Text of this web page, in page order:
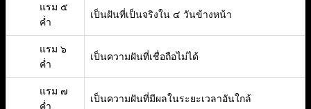
แรม ๕
ค่ำ
เป็นฝันที่เป็นจริงใน ๔ วันข้างหน้า
แรม ๖
ค่ำ
เป็นความฝันที่เชื่อถือไม่ได้
แรม ๗
ค่ำ
เป็นความฝันที่มีผลในระยะเวลาอันใกล้